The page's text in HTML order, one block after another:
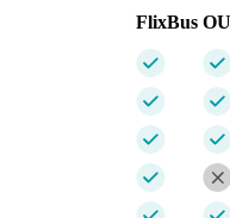
FlixBus